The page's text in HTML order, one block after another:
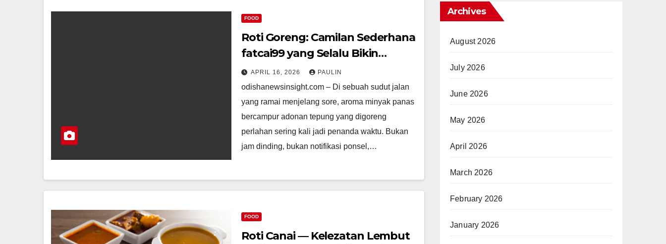
FOOD
Roti Goreng: Camilan Sederhana
fatcai99 yang Selalu Bikin
Kangen
APRIL 16, 2026 PAULIN
odishanewsinsight.com – Di sebuah sudut jalan
yang ramai menjelang sore, aroma minyak panas
bercampur adonan tepung yang digoreng
perlahan sering kali jadi penanda waktu. Bukan
jam dinding, bukan notifikasi ponsel,…
FOOD
Roti Canai — Kelezatan Lembut
Archives
August 2026
July 2026
June 2026
May 2026
April 2026
March 2026
February 2026
January 2026